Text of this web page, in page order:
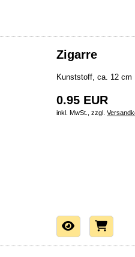
Zigarre
Kunststoff, ca. 12 cm
0.95 EUR
inkl. MwSt., zzgl.